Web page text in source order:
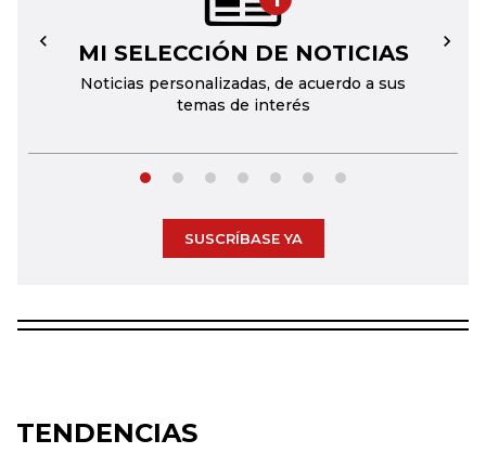
MI SELECCIÓN DE NOTICIAS
Noticias personalizadas, de acuerdo a sus
temas de interés
← →
SUSCRÍBASE YA
TENDENCIAS